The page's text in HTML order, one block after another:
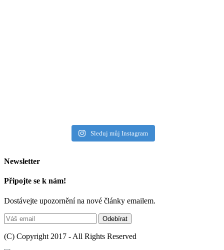
Sleduj můj Instagram
Newsletter
Připojte se k nám!
Dostávejte upozornění na nové články emailem.
(C) Copyright 2017 - All Rights Reserved